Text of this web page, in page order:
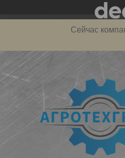
Сейчас